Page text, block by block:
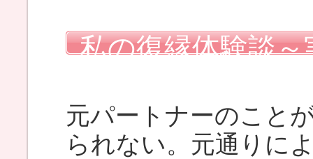
私の復縁体験談
元パートナーのこと
られない。元通りに